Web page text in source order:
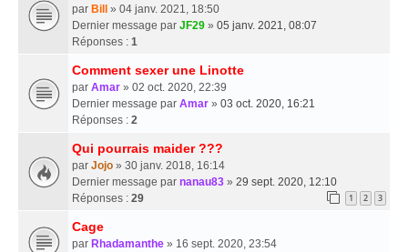
par Bill » 04 janv. 2021, 18:50
Dernier message par JF29 » 05 janv. 2021, 08:07
Réponses : 1
Comment sexer une Linotte
par Amar » 02 oct. 2020, 22:39
Dernier message par Amar » 03 oct. 2020, 16:21
Réponses : 2
Qui pourrais maider ???
par Jojo » 30 janv. 2018, 16:14
Dernier message par nanau83 » 29 sept. 2020, 12:10
Réponses : 29 1 2 3
Cage
par Rhadamanthe » 16 sept. 2020, 23:54